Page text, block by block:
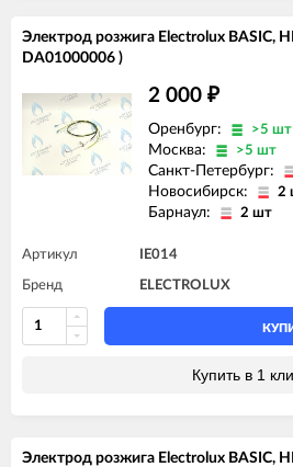
Электрод розжига Electrolux BASIC,
DA01000006 )
2 000 ₽
Оренбург: >5 шт
Москва: >5 шт
Санкт-Петербург:
Новосибирск: 2
Барнаул: 2 шт
Артикул IE014
Бренд ELECTROLUX
Купить в 1
Электрод розжига Electrolux BASIC,